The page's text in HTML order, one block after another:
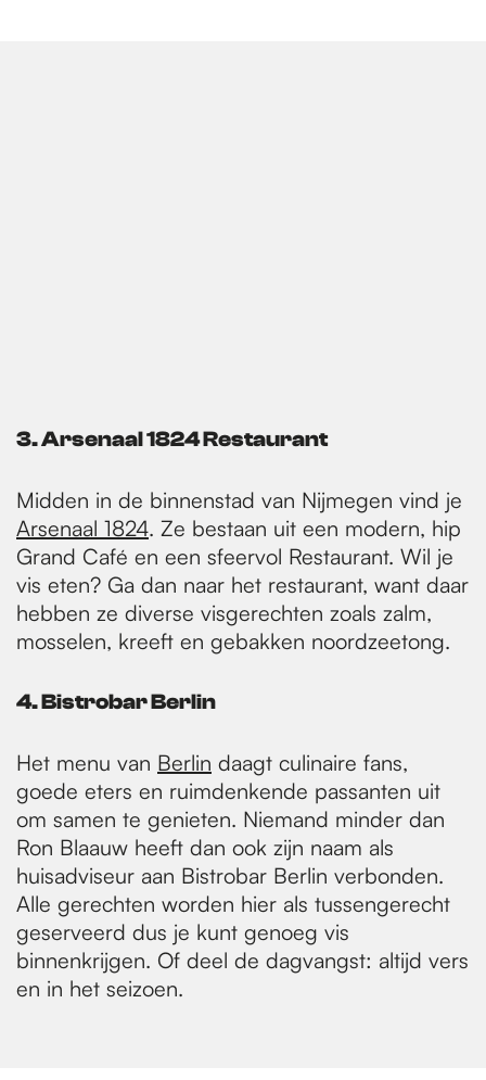
3. Arsenaal 1824 Restaurant
Midden in de binnenstad van Nijmegen vind je
Arsenaal 1824. Ze bestaan uit een modern, hip
Grand Café en een sfeervol Restaurant. Wil je
vis eten? Ga dan naar het restaurant, want daar
hebben ze diverse visgerechten zoals zalm,
mosselen, kreeft en gebakken noordzeetong.
4. Bistrobar Berlin
Het menu van Berlin daagt culinaire fans,
goede eters en ruimdenkende passanten uit
om samen te genieten. Niemand minder dan
Ron Blaauw heeft dan ook zijn naam als
huisadviseur aan Bistrobar Berlin verbonden.
Alle gerechten worden hier als tussengerecht
geserveerd dus je kunt genoeg vis
binnenkrijgen. Of deel de dagvangst: altijd vers
en in het seizoen.